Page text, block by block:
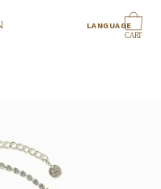
LANGUAGE
CART